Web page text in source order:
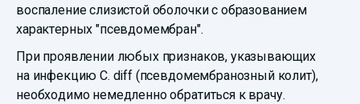
воспаление слизистой оболочки с образованием
характерных "псевдомембран".
При проявлении любых признаков, указывающих
на инфекцию C. diff (псевдомембранозный колит),
необходимо немедленно обратиться к врачу.